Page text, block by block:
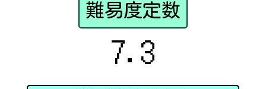
難易度定数
7.3